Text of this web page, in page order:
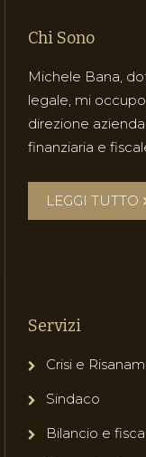
Chi Sono
Michele Bana,
legale, mi
direzione
finanziaria e
LEGGI TUTTO
Servizi
Crisi e
Sindaco
Bilancio e